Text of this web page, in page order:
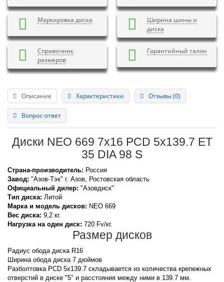
Маркировка диска
Ширина шины и
диска
Справочник
размеров
Гарантийный талон
Описание Характеристики Отзывы (0)
Вопрос-ответ
Диски NEO 669 7x16 PCD 5x139.7 ET
35 DIA 98 S
Страна-производитель: Россия
Завод: "Азов-Тэк" г. Азов, Ростовская область
Официальный дилер: "Азовдиск"
Тип диска: Литой
Марка и модель дисков: NEO 669
Вес диска: 9,2 кг.
Нагрузка на один диск: 720 Fv/кг.
Размер дисков
Радиус обода диска R16
Ширина обода диска 7 дюймов
Разболтовка PCD 5x139.7 складывается из количества крепежных
отверстий в диске "5" и расстояния между ними в 139.7 мм.